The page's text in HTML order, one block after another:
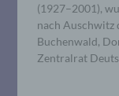
(1927–2001),
nach
Buchenwald,
Zentralrat